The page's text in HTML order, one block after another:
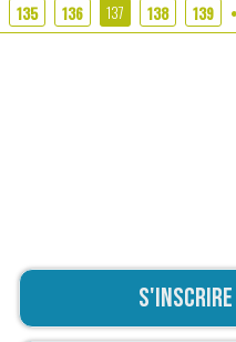
135 136 137 138 139
S'inscrire